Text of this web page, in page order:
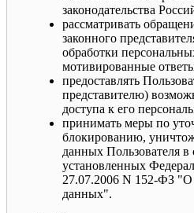
законодательства
рассматривать
законного
обработки
мотивированные
предоставлять
представителю)
доступа к его
принимать меры по
блокированию,
данных Пользователя в
установленных
27.07.2006 N 152-ФЗ "О
данных".